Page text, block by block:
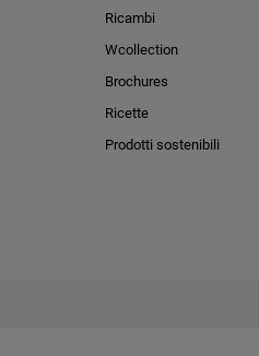
Ricambi
Wcollection
Brochures
Ricette
Prodotti sostenibili